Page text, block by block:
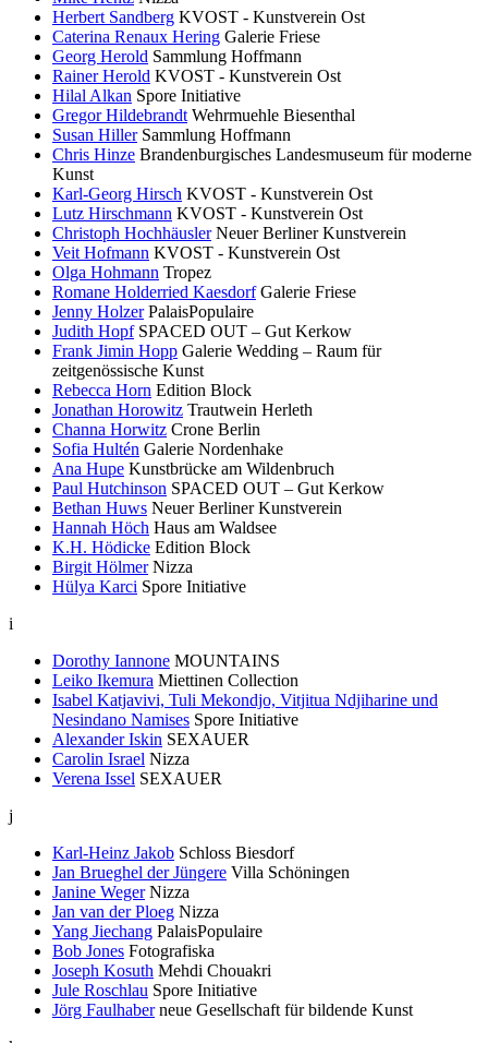
Herbert Sandberg KVOST - Kunstverein Ost
Caterina Renaux Hering Galerie Friese
Georg Herold Sammlung Hoffmann
Rainer Herold KVOST - Kunstverein Ost
Hilal Alkan Spore Initiative
Gregor Hildebrandt Wehrmuehle Biesenthal
Susan Hiller Sammlung Hoffmann
Chris Hinze Brandenburgisches Landesmuseum für moderne
Kunst
Karl-Georg Hirsch KVOST - Kunstverein Ost
Lutz Hirschmann KVOST - Kunstverein Ost
Christoph Hochhäusler Neuer Berliner Kunstverein
Veit Hofmann KVOST - Kunstverein Ost
Olga Hohmann Tropez
Romane Holderried Kaesdorf Galerie Friese
Jenny Holzer PalaisPopulaire
Judith Hopf SPACED OUT – Gut Kerkow
Frank Jimin Hopp Galerie Wedding – Raum für
zeitgenössische Kunst
Rebecca Horn Edition Block
Jonathan Horowitz Trautwein Herleth
Channa Horwitz Crone Berlin
Sofia Hultén Galerie Nordenhake
Ana Hupe Kunstbrücke am Wildenbruch
Paul Hutchinson SPACED OUT – Gut Kerkow
Bethan Huws Neuer Berliner Kunstverein
Hannah Höch Haus am Waldsee
K.H. Hödicke Edition Block
Birgit Hölmer Nizza
Hülya Karci Spore Initiative
i
Dorothy Iannone MOUNTAINS
Leiko Ikemura Miettinen Collection
Isabel Katjavivi, Tuli Mekondjo, Vitjitua Ndjiharine und
Nesindano Namises Spore Initiative
Alexander Iskin SEXAUER
Carolin Israel Nizza
Verena Issel SEXAUER
j
Karl-Heinz Jakob Schloss Biesdorf
Jan Brueghel der Jüngere Villa Schöningen
Janine Weger Nizza
Jan van der Ploeg Nizza
Yang Jiechang PalaisPopulaire
Bob Jones Fotografiska
Joseph Kosuth Mehdi Chouakri
Jule Roschlau Spore Initiative
Jörg Faulhaber neue Gesellschaft für bildende Kunst